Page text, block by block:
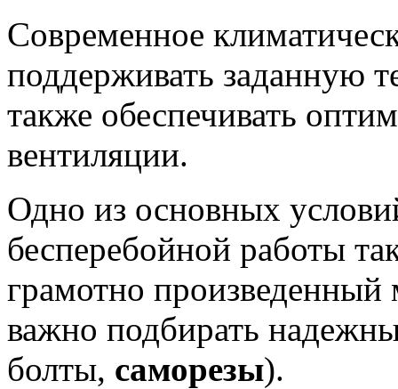
Современное
поддерживать заданную
также обеспечивать
вентиляции.
Одно из основных
бесперебойной работы
грамотно
важно подбирать
болты, саморезы).